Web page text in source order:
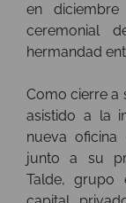
en
ceremonial
hermandad
Como cierre a
asistido a la
nueva
junto a su
Talde, grupo